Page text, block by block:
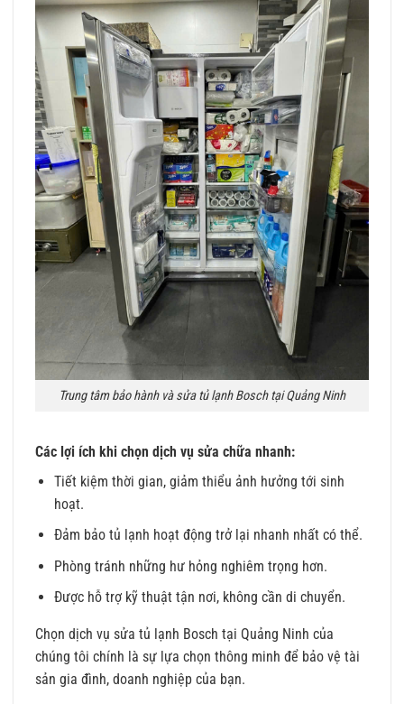
Trung tâm bảo hành và sửa tủ lạnh Bosch tại Quảng Ninh
Các lợi ích khi chọn dịch vụ sửa chữa nhanh:
Tiết kiệm thời gian, giảm thiểu ảnh hưởng tới sinh
hoạt.
Đảm bảo tủ lạnh hoạt động trở lại nhanh nhất có thể.
Phòng tránh những hư hỏng nghiêm trọng hơn.
Được hỗ trợ kỹ thuật tận nơi, không cần di chuyển.
Chọn dịch vụ sửa tủ lạnh Bosch tại Quảng Ninh của
chúng tôi chính là sự lựa chọn thông minh để bảo vệ tài
sản gia đình, doanh nghiệp của bạn.